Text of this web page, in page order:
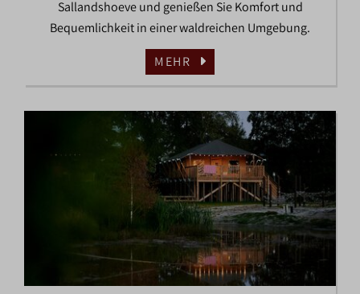
Sallandshoeve und genießen Sie Komfort und
Bequemlichkeit in einer waldreichen Umgebung.
MEHR